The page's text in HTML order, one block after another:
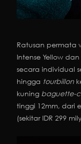
Ratusan permata
Intense Yellow
secara individual
hingga tourbillon
kuning baguette-
tinggi 12mm, dari
(sekitar IDR 299